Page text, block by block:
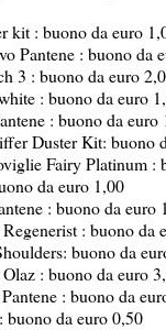
kit : buono da euro
Pantene : buono da
3 : buono da euro
: buono da euro
: buono da euro
Duster Kit: buono
Fairy Platinum :
da euro 1,00
: buono da euro
: buono da
buono da
: buono da euro
: buono da
da euro 0,50